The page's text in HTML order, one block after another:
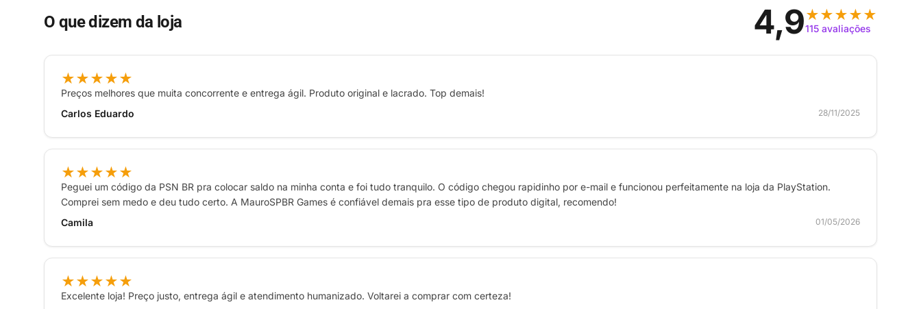
O que dizem da loja 4,9★★★★★
115 avaliações
★★★★★
Preços melhores que muita concorrente e entrega ágil. Produto original e lacrado. Top demais!
Carlos Eduardo
28/11/2025
★★★★★
Peguei um código da PSN BR pra colocar saldo na minha conta e foi tudo tranquilo. O código chegou rapidinho por e-mail e funcionou perfeitamente na loja da PlayStation.
Comprei sem medo e deu tudo certo. A MauroSPBR Games é confiável demais pra esse tipo de produto digital, recomendo!
Camila
01/05/2026
★★★★★
Excelente loja! Preço justo, entrega ágil e atendimento humanizado. Voltarei a comprar com certeza!